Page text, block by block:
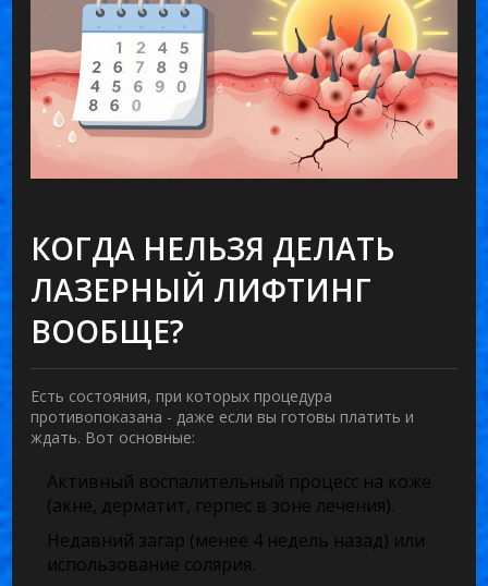
КОГДА НЕЛЬЗЯ ДЕЛАТЬ
ЛАЗЕРНЫЙ ЛИФТИНГ
ВООБЩЕ?
Есть состояния, при которых процедура
противопоказана - даже если вы готовы платить и
ждать. Вот основные:
Активный воспалительный процесс на коже
(акне, дерматит, герпес в зоне лечения).
Недавний загар (менее 4 недель назад) или
использование солярия.